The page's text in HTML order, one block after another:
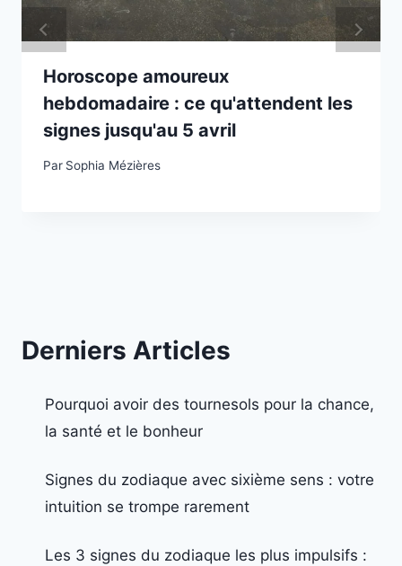
Horoscope amoureux
hebdomadaire : ce qu'attendent les
signes jusqu'au 5 avril
Par Sophia Mézières
Derniers Articles
Pourquoi avoir des tournesols pour la chance,
la santé et le bonheur
Signes du zodiaque avec sixième sens : votre
intuition se trompe rarement
Les 3 signes du zodiaque les plus impulsifs :